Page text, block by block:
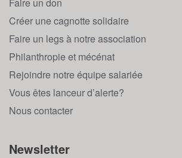
Créer une cagnotte solidaire
Faire un legs à notre association
Philanthropie et mécénat
Rejoindre notre équipe salariée
Vous êtes lanceur d’alerte?
Nous contacter
Newsletter